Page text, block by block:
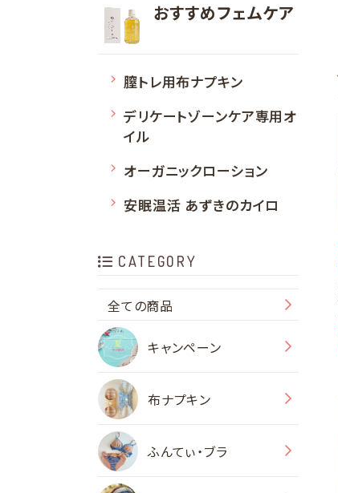
おすすめフェムケア
膣トレ用布ナプキン
デリケートゾーンケア専用オ
イル
オーガニックローション
安眠温活 あずきのカイロ
CATEGORY
全ての商品
キャンペーン
布ナプキン
ふんてぃ・ブラ